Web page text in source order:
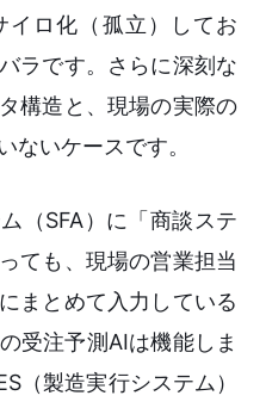
イロ化（孤立）してお
ラです。さらに深刻な
構造と、現場の実際の
ないケースです。
（SFA）に「商談ステ
ても、現場の営業担当
まとめて入力している
受注予測AIは機能しま
（製造実行システム）